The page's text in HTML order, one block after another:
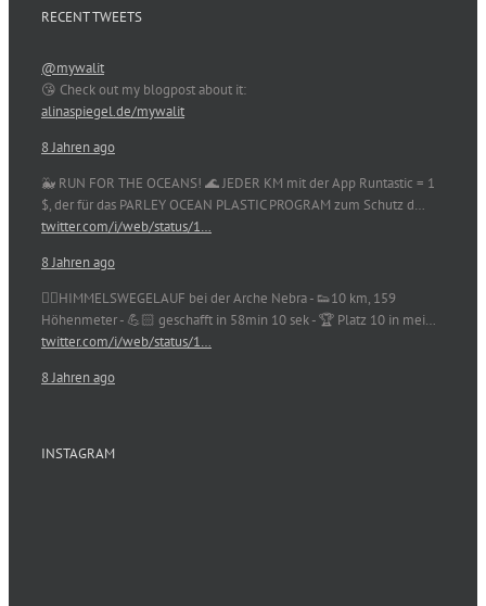
RECENT TWEETS
@mywalit
😘 Check out my blogpost about it:
alinaspiegel.de/mywalit
8 Jahren ago
🐳 RUN FOR THE OCEANS! 🌊 JEDER KM mit der App Runtastic = 1
$, der für das PARLEY OCEAN PLASTIC PROGRAM zum Schutz d…
twitter.com/i/web/status/1…
8 Jahren ago
🏃‍♀️HIMMELSWEGELAUF bei der Arche Nebra - 👟10 km, 159
Höhenmeter - 💪🏻 geschafft in 58min 10 sek - 🏆 Platz 10 in mei…
twitter.com/i/web/status/1…
8 Jahren ago
INSTAGRAM